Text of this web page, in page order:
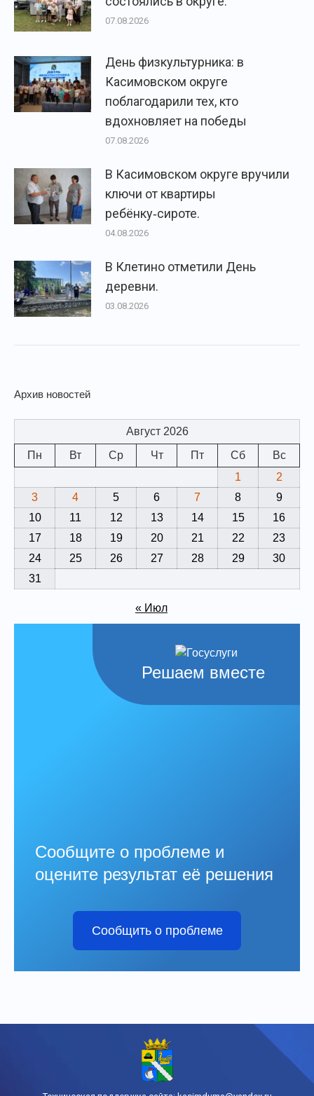
07.08.2026
День физкультурника: в
Касимовском округе
поблагодарили тех, кто
вдохновляет на победы
07.08.2026
В Касимовском округе вручили
ключи от квартиры
ребёнку‑сироте.
04.08.2026
В Клетино отметили День
деревни.
03.08.2026
Архив новостей
Август 2026
Пн
Вт Ср Чт Пт Сб
Вс
1
2
3
4 5 6 7 8
9
10
11 12 13 14 15
16
17
18 19 20 21 22
23
24
25 26 27 28 29
30
31
« Июл
Решаем вместе
Сообщите о проблеме и
оцените результат её решения
Сообщить о проблеме